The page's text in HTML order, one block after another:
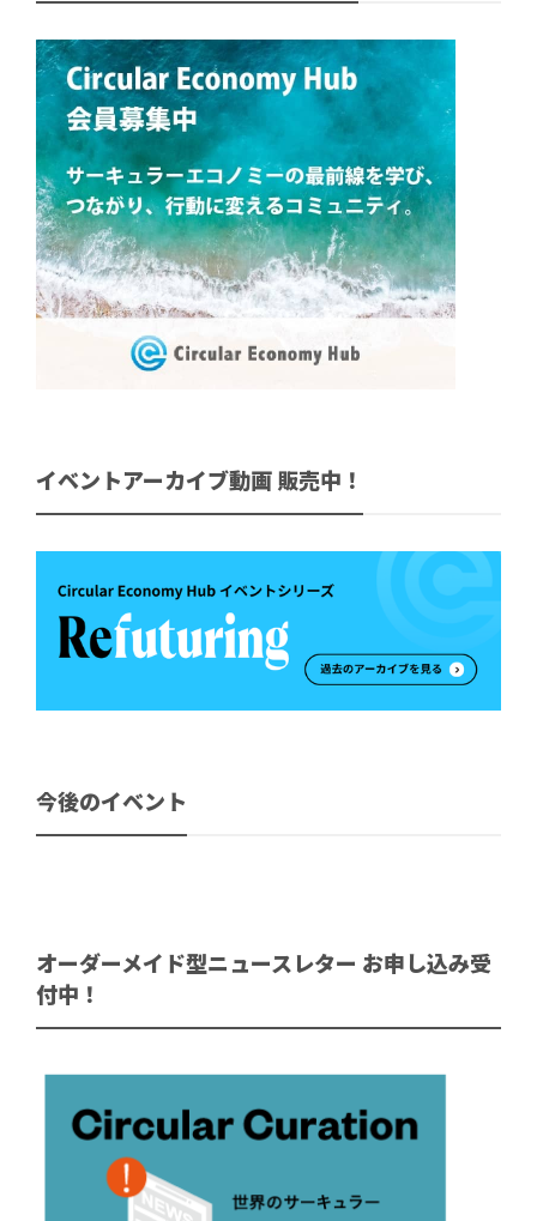
イベントアーカイブ動画 販売中！
今後のイベント
オーダーメイド型ニュースレター お申し込み受
付中！